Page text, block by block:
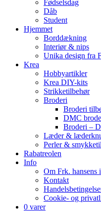
Fødselsdag
Dåb
Student
Hjemmet
Borddækning
Interiør & nips
Unika design fra
Krea
Hobbyartikler
Krea DIY-kits
Strikketilbehør
Broderi
Broderi
DMC
Broderi –
Læder &
Perler &
Rabatreolen
Info
Om Frk. hansens
Kontakt
Cookie- og
0 varer